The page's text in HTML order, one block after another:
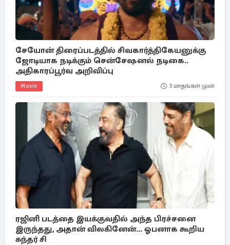
சேயோன் திரைப்படத்தில் சிவகார்த்திகேயனுக்கு
ஜோடியாக நடிக்கும் சென்சேஷனல் நடிகை..
அதிகாரப்பூர்வ அறிவிப்பு
Movie 3 மாதங்கள் முன்
ரஜினி படத்தை இயக்குவதில் அந்த பிரச்சனை
இருந்தது, அதான் விலகினேன்... ஓபனாக கூறிய
சுந்தர் சி